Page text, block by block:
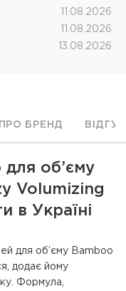
11.08.2026
11.08.2026
13.08.2026
ПРО БРЕНД
об’єму
Volumizing
в Україні
для об’єму Bamboo
додає йому
Формула,